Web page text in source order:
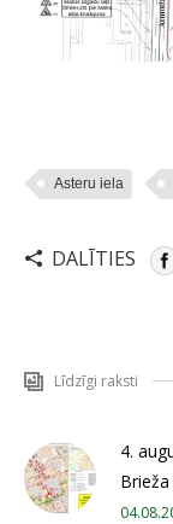
Asteru iela
DALĪTIES
Līdzīgi raksti
4.